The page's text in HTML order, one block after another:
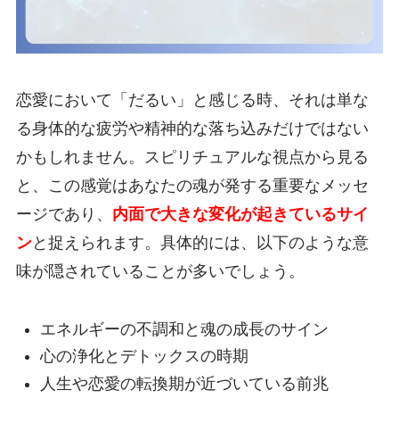
恋愛において「だるい」と感じる時、それは単な
る身体的な疲労や精神的な落ち込みだけではない
かもしれません。スピリチュアルな視点から見る
と、この感覚はあなたの魂が発する重要なメッセ
ージであり、 内面で大きな変化が起きているサイ
ンと捉えられます。具体的には、以下のような意
味が隠されていることが多いでしょう。
エネルギーの不調和と魂の成長のサイン
心の浄化とデトックスの時期
人生や恋愛の転換期が近づいている前兆